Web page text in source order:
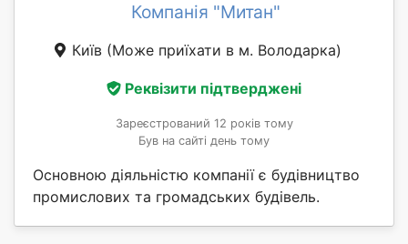
Компанія "Митан"
Київ (Може приїхати в м. Володарка)
Реквізити підтверджені
Зареєстрований 12 років тому
Був на сайті день тому
Основною діяльністю компанії є будівництво
промислових та громадських будівель.